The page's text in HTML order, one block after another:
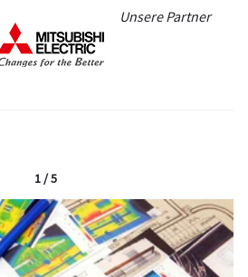
Unsere Partner
1 / 5